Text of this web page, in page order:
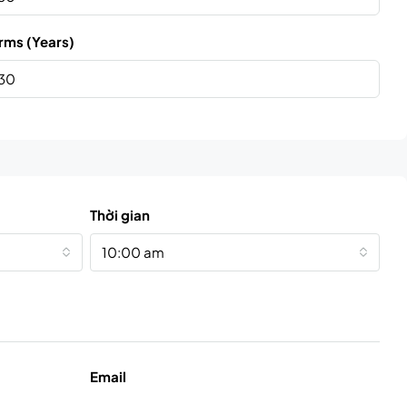
(Years)
Thời gian
10:00 am
Email